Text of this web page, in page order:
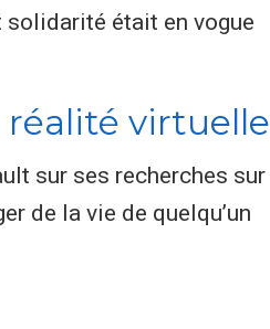
solidarité était en vogue
réalité virtuelle
sur ses recherches sur
de la vie de quelqu’un